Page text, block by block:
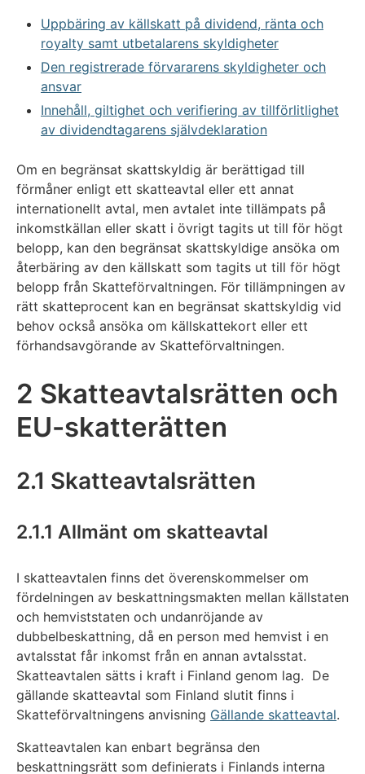
Uppbäring av källskatt på dividend, ränta och
royalty samt utbetalarens skyldigheter
Den registrerade förvararens skyldigheter och
ansvar
Innehåll, giltighet och verifiering av tillförlitlighet
av dividendtagarens självdeklaration
Om en begränsat skattskyldig är berättigad till
förmåner enligt ett skatteavtal eller ett annat
internationellt avtal, men avtalet inte tillämpats på
inkomstkällan eller skatt i övrigt tagits ut till för högt
belopp, kan den begränsat skattskyldige ansöka om
återbäring av den källskatt som tagits ut till för högt
belopp från Skatteförvaltningen. För tillämpningen av
rätt skatteprocent kan en begränsat skattskyldig vid
behov också ansöka om källskattekort eller ett
förhandsavgörande av Skatteförvaltningen.
2 Skatteavtalsrätten och
EU-skatterätten
2.1 Skatteavtalsrätten
2.1.1 Allmänt om skatteavtal
I skatteavtalen finns det överenskommelser om
fördelningen av beskattningsmakten mellan källstaten
och hemviststaten och undanröjande av
dubbelbeskattning, då en person med hemvist i en
avtalsstat får inkomst från en annan avtalsstat.
Skatteavtalen sätts i kraft i Finland genom lag. De
gällande skatteavtal som Finland slutit finns i
Skatteförvaltningens anvisning Gällande skatteavtal.
Skatteavtalen kan enbart begränsa den
beskattningsrätt som definierats i Finlands interna